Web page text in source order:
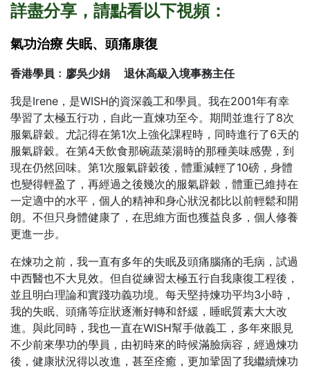
詳盡分享，請點看以下視頻：
氣功治療 失眠、頭痛康復
香港學員﹕廖吳少娟 退休高級入境事務主任
我是Irene，是WISH的資深義工和學員。我在2001年有幸
學習了太極五行功，自此一直煉功至今。期間並進行了8次
服氣辟穀。尤記得在第1次上強化課程時，同時進行了6天的
服氣辟穀。在第4天飲食那碗蔬菜湯時的那種美味感覺，到
現在仍然回味。第1次服氣辟穀後，體重減輕了10磅，身體
也變得輕盈了，再經過之後幾次的服氣辟穀，體重已維持在
一定適中的水平，個人的精神和身心狀況都比以前輕鬆和開
朗。不但只身體健康了，在思維方面也獲益良多，個人修養
更進一步。
在煉功之前，我一直有多年的失眠及頭痛腦痛的毛病，試過
中西醫也不大見效。但自從練習太極五行自我康復工程後，
並且明白理論和實踐功義功境。每天堅持煉功平均3小時，
我的失眠、頭痛等症狀逐漸好轉和舒緩，睡眠質素大大改
進。與此同時，我也一直在WISH幫手做義工，多年來眼見
不少前來學功的學員，由初時來的時候滿臉病容，經過煉功
後，健康狀況得以改進，甚至痊癒，更加鞏固了我繼續煉功